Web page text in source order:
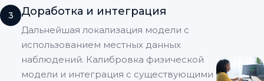
3 Доработка и интеграция
Дальнейшая локализация модели с
использованием местных данных
наблюдений. Калибровка физической
модели и интеграция с существующими